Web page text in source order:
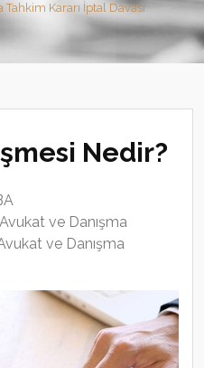
Tahkim Kararı İptal Davası
Nedir?
ve Danışma
ve Danışma